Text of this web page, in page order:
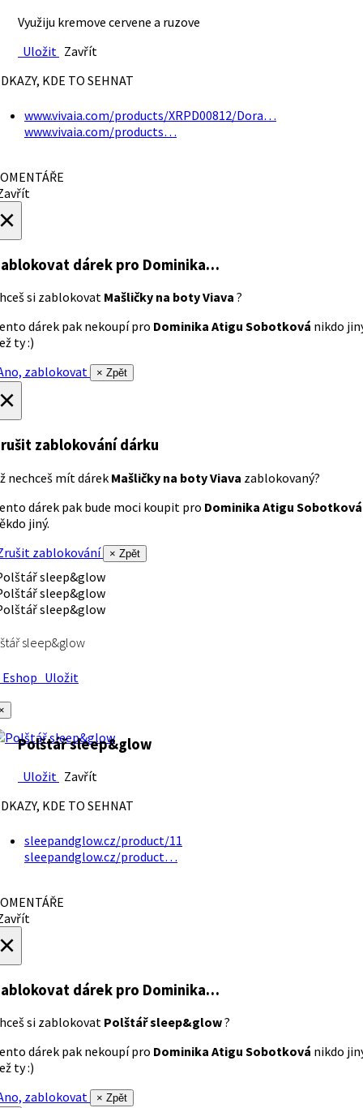
Využiju kremove cervene a ruzove
Uložit Zavřít
KDE TO SEHNAT
www.vivaia.com/products/XRPD00812/Dora…
www.vivaia.com/products…
dárek pro Dominika…
si zablokovat Mašličky na boty Viava ?
dárek pak nekoupí pro Dominika Atigu Sobotková nikdo
ty :)
zablokovat
× Zpět
zablokování dárku
nechceš mít dárek Mašličky na boty Viava zablokovaný?
dárek pak bude moci koupit pro Dominika Atigu Sobotková
jiný.
zablokování
× Zpět
sleep&glow
Uložit
Polštář sleep&glow
Uložit Zavřít
KDE TO SEHNAT
sleepandglow.cz/product/11
sleepandglow.cz/product…
dárek pro Dominika…
si zablokovat Polštář sleep&glow?
dárek pak nekoupí pro Dominika Atigu Sobotková nikdo
ty :)
zablokovat
× Zpět